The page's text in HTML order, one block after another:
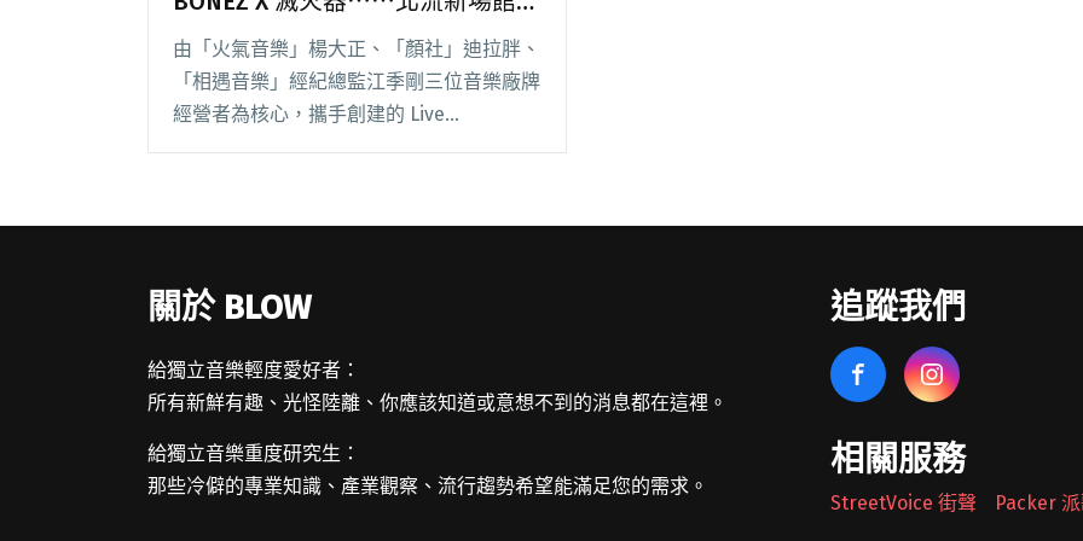
SUB 開幕在即 強檔演出連環到年
底
由「火氣音樂」楊大正、「顏社」迪拉胖、
「相遇音樂」經紀總監江季剛三位音樂廠牌
經營者為核心，攜手創建的 Live
House「SUB」，將於 11 月正式開幕。 日
出連環到年底"
關於 BLOW
給獨立音樂輕度愛好者：
所有新鮮有趣、光怪陸離、你應該知道或意想不到的消息都在這裡。
給獨立音樂重度研究生：
那些冷僻的專業知識、產業觀察、流行趨勢希望能滿足您的需求。
追蹤我們
相關服務
StreetVoice 街聲 Packer